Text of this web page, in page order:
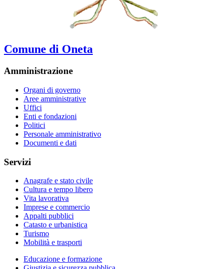
Comune di Oneta
Amministrazione
Organi di governo
Aree amministrative
Uffici
Enti e fondazioni
Politici
Personale amministrativo
Documenti e dati
Servizi
Anagrafe e stato civile
Cultura e tempo libero
Vita lavorativa
Imprese e commercio
Appalti pubblici
Catasto e urbanistica
Turismo
Mobilità e trasporti
Educazione e formazione